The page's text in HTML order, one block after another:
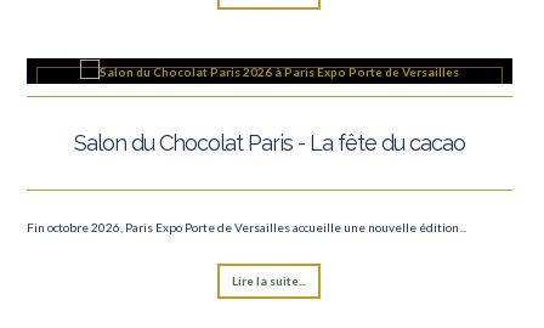
Salon du Chocolat Paris - La fête du cacao
Fin octobre 2026, Paris Expo Porte de Versailles accueille une nouvelle édition...
Lire la suite...